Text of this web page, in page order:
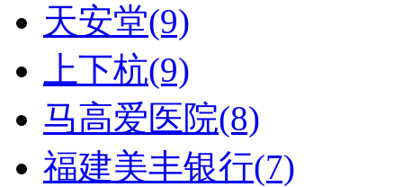
天安堂(9)
上下杭(9)
马高爱医院(8)
福建美丰银行(7)